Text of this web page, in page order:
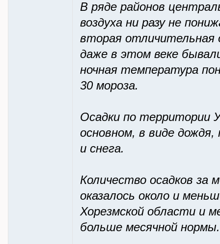
В ряде районов
воздуха ни разу не
вторая отличительная
даже в этом веке
ночная температура
30 мороза.
Осадки по территории
основном, в виде дождя,
и снега.
Количество осадков за
оказалось около и
Хорезмской области и
больше месячной нормы.